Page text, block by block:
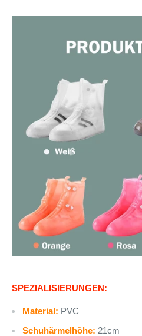
SPEZIALISIERUNGEN:
Material: PVC
Schuhärmelhöhe: 21cm